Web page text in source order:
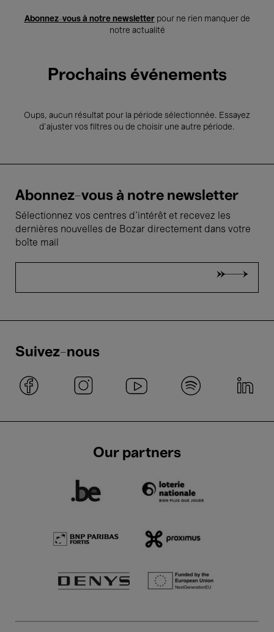
Abonnez-vous à notre newsletterpour ne rien manquer de
notre actualité
Prochains événements
Oups, aucun résultat pour la période sélectionnée. Essayez
d’ajuster vos filtres ou de choisir une autre période.
Abonnez-vous à notre newsletter
Sélectionnez vos centres d'intérêt et recevez les
dernières nouvelles de Bozar directement dans votre
boîte mail
Suivez-nous
Our partners